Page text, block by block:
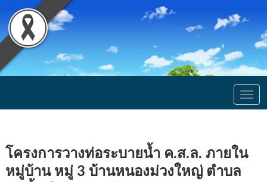
โครงการวางท่อระบายน้ำ ค.ส.ล. ภายใน
หมู่บ้าน หมู่ 3 บ้านหนองม่วงใหญ่ ตำบล